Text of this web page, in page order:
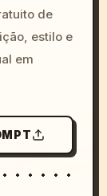
de
estilo e
em